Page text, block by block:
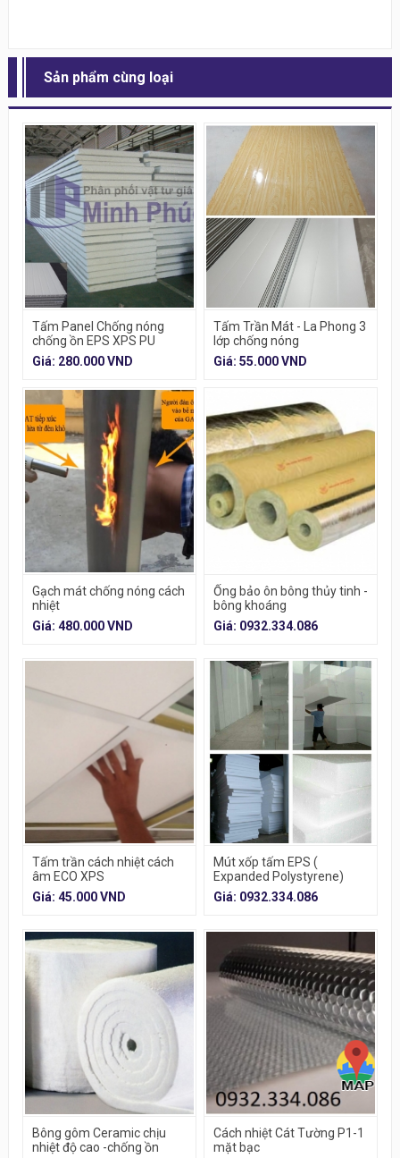
Sản phẩm cùng loại
Tấm Panel Chống nóng
chống ồn EPS XPS PU
ROCKWOOL
Giá: 280.000 VND
Tấm Trần Mát - La Phong 3
lớp chống nóng
Giá: 55.000 VND
Gạch mát chống nóng cách
nhiệt
Giá: 480.000 VND
Ống bảo ôn bông thủy tinh -
bông khoáng
Giá: 0932.334.086
Tấm trần cách nhiệt cách
âm ECO XPS
Giá: 45.000 VND
Mút xốp tấm EPS (
Expanded Polystyrene)
Giá: 0932.334.086
Bông gôm Ceramic chịu
nhiệt độ cao -chống ồn
Cách nhiệt Cát Tường P1-1
mặt bạc